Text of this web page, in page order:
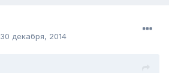
30 декабря, 2014